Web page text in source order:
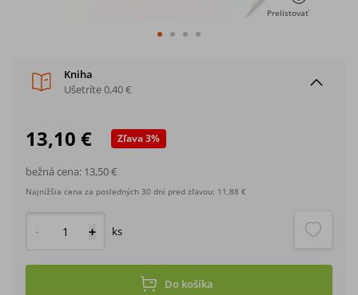
Prelistovať
Kniha
Ušetríte0,40 €
13,10 € Zľava3%
bežná cena: 13,50 €
Najnižšia cena za posledných 30 dní pred zľavou: 11,88 €
- + ks
Do košíka